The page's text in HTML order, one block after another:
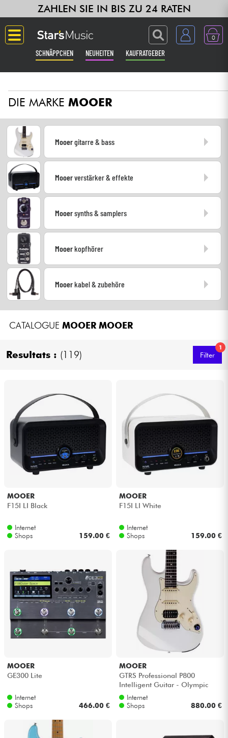
ZAHLEN SIE IN BIS ZU 24 RATEN
0
SCHNÄPPCHEN NEUHEITEN KAUFRATGEBER
Gitarre & Bass
Verstärker & Effekte
Klaviere & Piano
Synths & samplers
Studio
Kopfhörer
Mikros
DJ
Blasinstrumente
Kinder
HiFi
Sehen Sie sich unsere Marken an
DIE MARKE MOOER
Mooergitarre & bass
Mooerverstärker & effekte
Mooersynths & samplers
Mooerkopfhörer
Mooerkabel & zubehöre
CATALOGUE MOOER MOOER
Resultats : (119)
1
Filter
MOOER
F15I LI Black
Internet
Shops
159.00 €
MOOER
F15I LI White
Internet
Shops
159.00 €
MOOER
GE300 Lite
Internet
Shops
466.00 €
MOOER
GTRS Professional P800
Intelligent Guitar - Olympic
whiteInternet
Shops
880.00 €